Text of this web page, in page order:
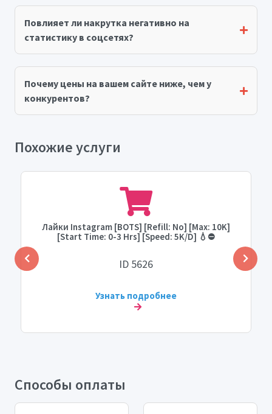
Повлияет ли накрутка негативно на
статистику в соцсетях?
Почему цены на вашем сайте ниже, чем у
конкурентов?
Похожие услуги
Лайки Instagram [BOTS] [Refill: No] [Max: 10K]
[Start Time: 0-3 Hrs] [Speed: 5K/D] 💧⛔️
ID 5626
Узнать подробнее
Способы оплаты